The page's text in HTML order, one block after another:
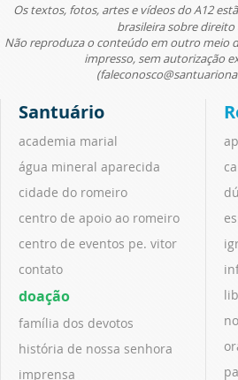
Os textos, fotos, artes e vídeos do A12
brasileira sobre
Não reproduza o conteúdo em outro meio
impresso, sem autorização
Santuário
academia marial
água mineral aparecida
cidade do romeiro
centro de apoio ao romeiro
centro de eventos pe. vitor
contato
doação
família dos devotos
história de nossa senhora
imprensa